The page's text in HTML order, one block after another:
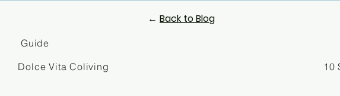
← Back to Blog
Guide
Dolce Vita Coliving
10